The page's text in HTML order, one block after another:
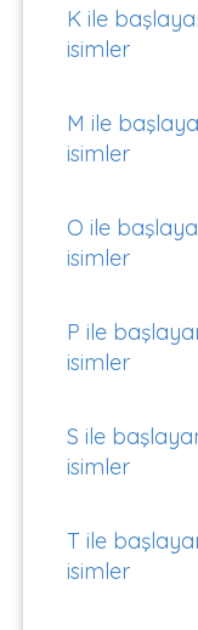
K ile
isimler
M ile
isimler
O ile
isimler
P ile
isimler
S ile
isimler
T ile
isimler